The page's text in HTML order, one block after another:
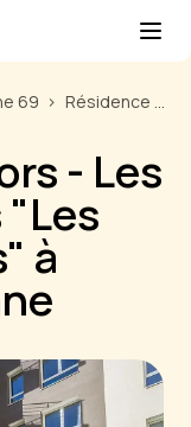
69 Résidence Seniors - Les Templitudes "Les Gallinières" à Villeurbanne
- Les
à